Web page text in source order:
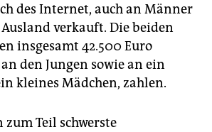
des Internet, auch an Männer
verkauft. Die beiden
insgesamt 42.500 Euro
den Jungen sowie an ein
kleines Mädchen, zahlen.
Teil schwerste